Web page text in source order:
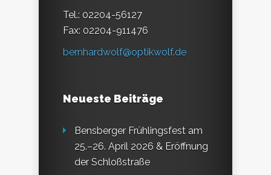
Tel.: 02204-56127
Fax: 02204-911476
bernhardwolf@optikwolf.de
Neueste Beiträge
Bensberger Frühlingsfest am
25.–26. April 2026 & Eröffnung
der Schloßstraße